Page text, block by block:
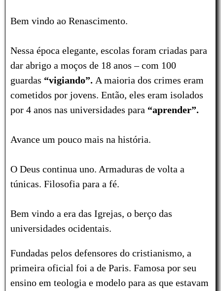
Bem vindo ao Renascimento.
Nessa época elegante, escolas foram criadas para
dar abrigo a moços de 18 anos – com 100
guardas “vigiando”. A maioria dos crimes eram
cometidos por jovens. Então, eles eram isolados
por 4 anos nas universidades para “aprender”.
Avance um pouco mais na história.
O Deus continua uno. Armaduras de volta a
túnicas. Filosofia para a fé.
Bem vindo a era das Igrejas, o berço das
universidades ocidentais.
Fundadas pelos defensores do cristianismo, a
primeira oficial foi a de Paris. Famosa por seu
ensino em teologia e modelo para as que estavam